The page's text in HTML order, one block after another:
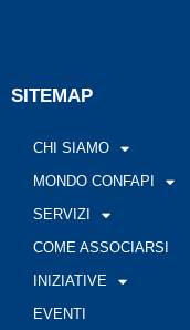
SITEMAP
CHI SIAMO
MONDO CONFAPI
SERVIZI
COME ASSOCIARSI
INIZIATIVE
EVENTI